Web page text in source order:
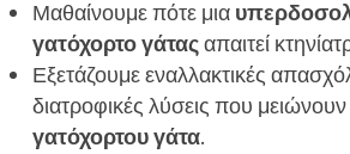
Μαθαίνουμε πότε μια
γατόχορτο γάταςαπαιτεί
Εξετάζουμε εναλλακτικές
διατροφικές λύσεις που
γατόχορτου γάτα.